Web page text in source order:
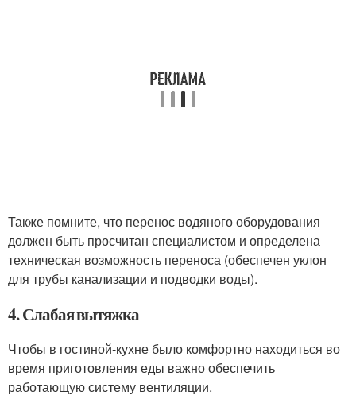
Также помните, что перенос водяного оборудования
должен быть просчитан специалистом и определена
техническая возможность переноса (обеспечен уклон
для трубы канализации и подводки воды).
4. Слабая вытяжка
Чтобы в гостиной-кухне было комфортно находиться во
время приготовления еды важно обеспечить
работающую систему вентиляции.